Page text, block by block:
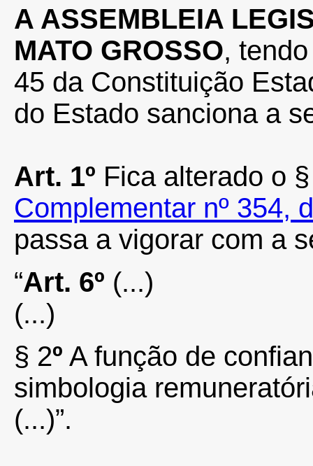
A ASSEMBLEIA
MATO GROSSO,
45 da Constituição
do Estado sanciona a
Art. 1º Fica alterado o
Complementar nº 354,
passa a vigorar com a
“Art. 6º (...)
(...)
§ 2º A função de
simbologia
(...)”.